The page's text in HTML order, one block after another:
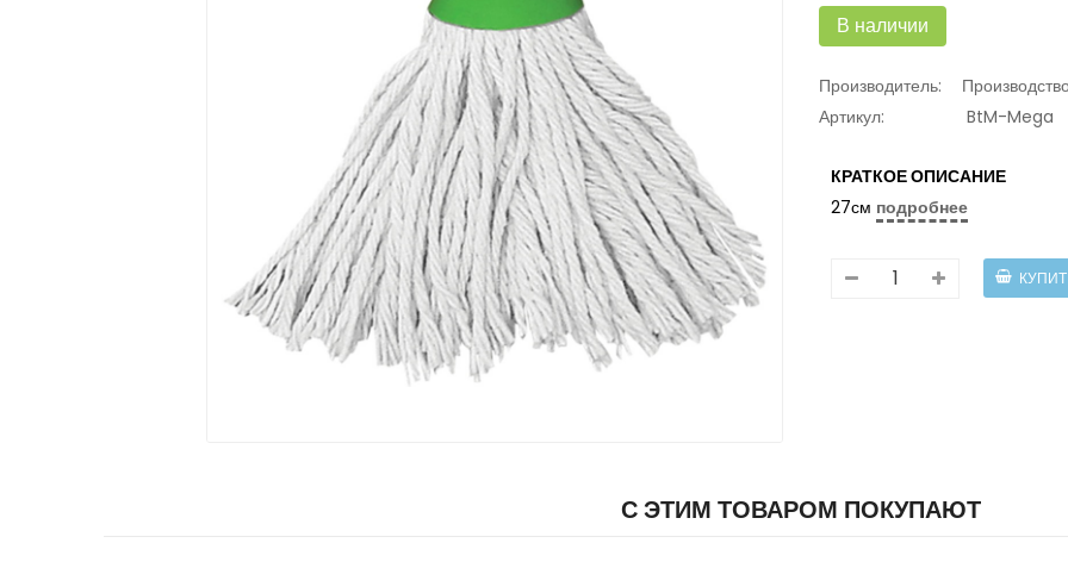
В наличии
Производитель:
Артикул:
BtM-Mega
КРАТКОЕ ОПИСАНИЕ
27см подробнее
С ЭТИМ ТОВАРОМ ПОКУПАЮТ